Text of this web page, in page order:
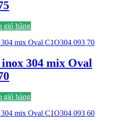
giỏ hàng
304 mix Oval
giỏ hàng